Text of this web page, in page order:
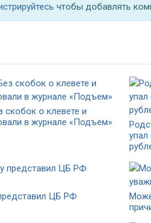
чтобы добавлять
скобок о клевете и
в журнале «Подъем»
ЦБ РФ